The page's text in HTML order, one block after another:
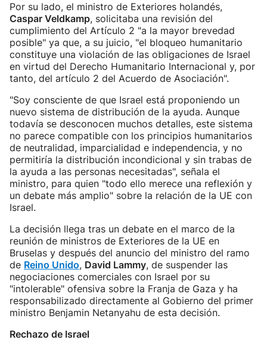
Por su lado, el ministro de Exteriores holandés,
Caspar Veldkamp, solicitaba una revisión del
cumplimiento del Artículo 2 "a la mayor brevedad
posible" ya que, a su juicio, "el bloqueo humanitario
constituye una violación de las obligaciones de Israel
en virtud del Derecho Humanitario Internacional y, por
tanto, del artículo 2 del Acuerdo de Asociación".
"Soy consciente de que Israel está proponiendo un
nuevo sistema de distribución de la ayuda. Aunque
todavía se desconocen muchos detalles, este sistema
no parece compatible con los principios humanitarios
de neutralidad, imparcialidad e independencia, y no
permitiría la distribución incondicional y sin trabas de
la ayuda a las personas necesitadas", señala el
ministro, para quien "todo ello merece una reflexión y
un debate más amplio" sobre la relación de la UE con
Israel.
La decisión llega tras un debate en el marco de la
reunión de ministros de Exteriores de la UE en
Bruselas y después del anuncio del ministro del ramo
de Reino Unido, David Lammy, de suspender las
negociaciones comerciales con Israel por su
"intolerable" ofensiva sobre la Franja de Gaza y ha
responsabilizado directamente al Gobierno del primer
ministro Benjamin Netanyahu de esta decisión.
Rechazo de Israel